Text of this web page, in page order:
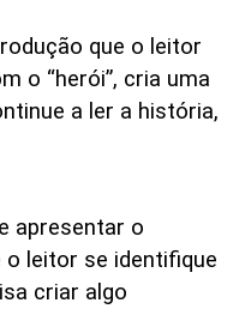
que o leitor
o “herói”, cria uma
a ler a história,
apresentar o
leitor se identifique
criar algo